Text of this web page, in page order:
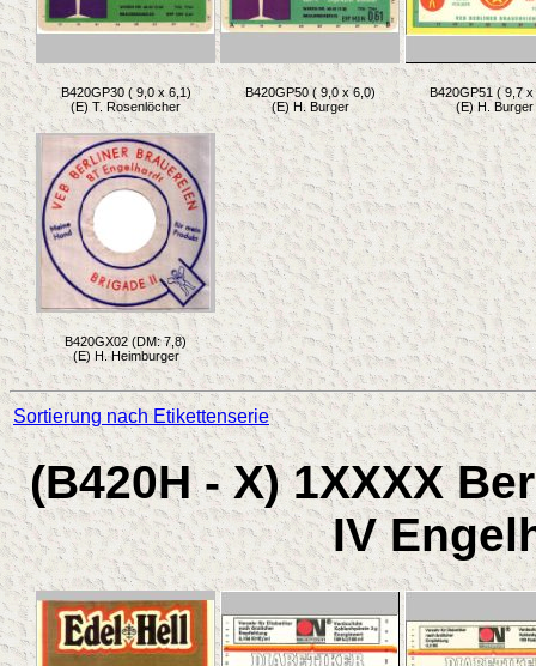
B420GP30 ( 9,0 x 6,1)
(E) T. Rosenlöcher
B420GP50 ( 9,0 x 6,0)
(E) H. Burger
B420GP51 ( 9,7 x
(E) H. Burger
B420GX02 (DM: 7,8)
(E) H. Heimburger
Sortierung nach Etikettenserie
(B420H - X) 1XXXX
IV